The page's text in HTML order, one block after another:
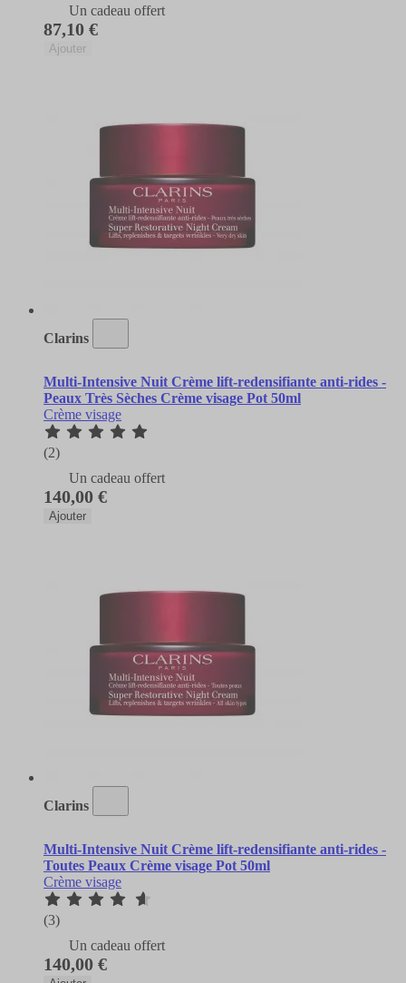
Un cadeau offert
87,10 €
Ajouter
Clarins
Multi-Intensive Nuit Crème lift-redensifiante anti-rides -
Peaux Très Sèches Crème visage Pot 50ml
Crème visage
(2)
Un cadeau offert
140,00 €
Ajouter
Clarins
Multi-Intensive Nuit Crème lift-redensifiante anti-rides -
Toutes Peaux Crème visage Pot 50ml
Crème visage
(3)
Un cadeau offert
140,00 €